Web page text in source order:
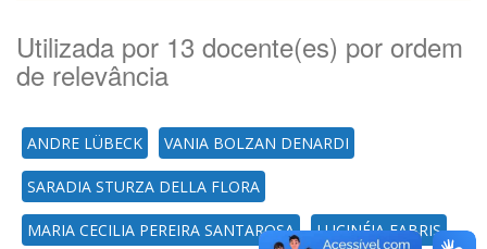
Utilizada por 13 docente(es) por ordem
de relevância
ANDRE LÜBECK VANIA BOLZAN DENARDI
SARADIA STURZA DELLA FLORA
MARIA CECILIA PEREIRA SANTAROSA LUCINÉIA FABRIS